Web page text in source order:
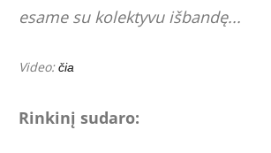
esame su kolektyvu išbandę...
Video:čia
Rinkinį sudaro: